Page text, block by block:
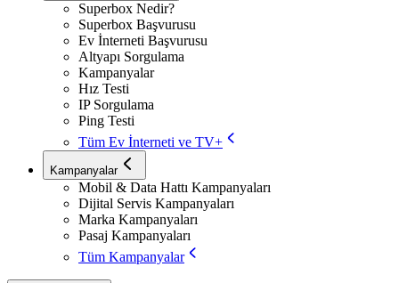
Superbox Nedir?
Superbox Başvurusu
Ev İnterneti Başvurusu
Altyapı Sorgulama
Kampanyalar
Hız Testi
IP Sorgulama
Ping Testi
Tüm Ev İnterneti ve TV+
Kampanyalar
Mobil & Data Hattı Kampanyaları
Dijital Servis Kampanyaları
Marka Kampanyaları
Pasaj Kampanyaları
Tüm Kampanyalar